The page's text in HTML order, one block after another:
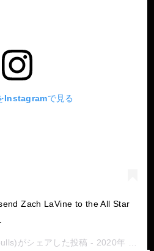
Instagramで見る
Zach LaVine to the All Star
がシェアした投稿 - 2020年 1月月11日午後6時41分PST